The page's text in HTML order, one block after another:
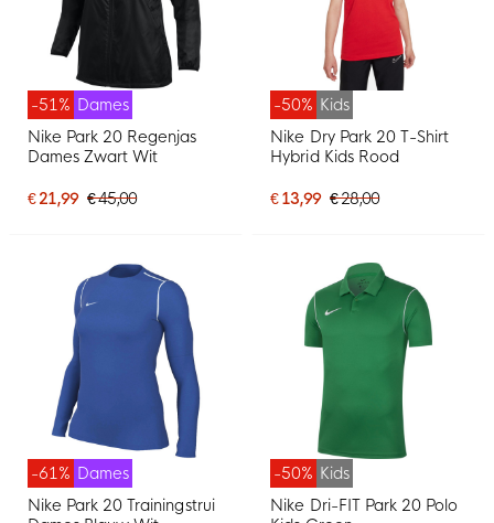
-51% Dames
Nike Park 20 Regenjas
Dames Zwart Wit
€ 21,99 € 45,00
-50% Kids
Nike Dry Park 20 T-Shirt
Hybrid Kids Rood
€ 13,99 € 28,00
-61% Dames
Nike Park 20 Trainingstrui
-50% Kids
Nike Dri-FIT Park 20 Polo